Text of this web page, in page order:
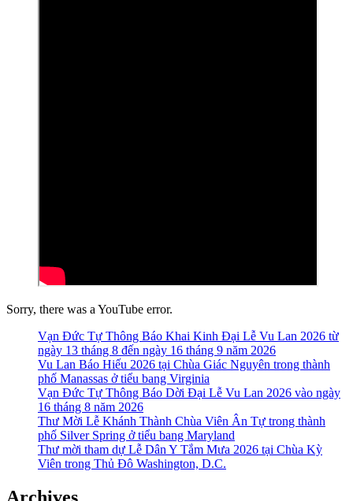
Sorry, there was a YouTube error.
Vạn Đức Tự Thông Báo Khai Kinh Đại Lễ Vu Lan 2026 từ
ngày 13 tháng 8 đến ngày 16 tháng 9 năm 2026
Vu Lan Báo Hiếu 2026 tại Chùa Giác Nguyên trong thành
phố Manassas ở tiểu bang Virginia
Vạn Đức Tự Thông Báo Dời Đại Lễ Vu Lan 2026 vào ngày
16 tháng 8 năm 2026
Thư Mời Lễ Khánh Thành Chùa Viên Ân Tự trong thành
phố Silver Spring ở tiểu bang Maryland
Thư mời tham dự Lễ Dân Y Tắm Mưa 2026 tại Chùa Kỳ
Viên trong Thủ Đô Washington, D.C.